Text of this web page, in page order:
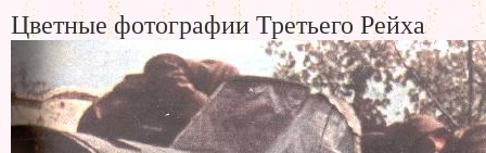
Цветные фотографии Третьего Рейха